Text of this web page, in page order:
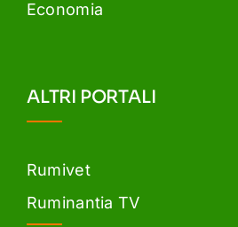
Economia
ALTRI PORTALI
Rumivet
Ruminantia TV